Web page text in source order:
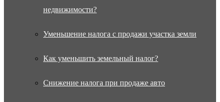
недвижимости?
Уменьшение налога с продажи участка земли
Как уменьшить земельный налог?
Снижение налога при продаже авто